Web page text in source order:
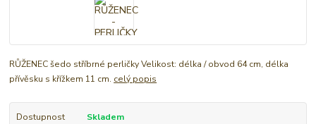
RŮŽENEC šedo stříbrné perličky Velikost: délka / obvod 64 cm, délka
přívěsku s křížkem 11 cm. celý popis
Dostupnost Skladem